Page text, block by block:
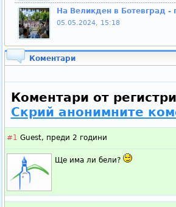
На Великден в Ботевград -
05.05.2024, 15:18
Коментари
Коментари от
Скрий анонимните
#1 Guest, преди 2 години
Ще има ли бели?